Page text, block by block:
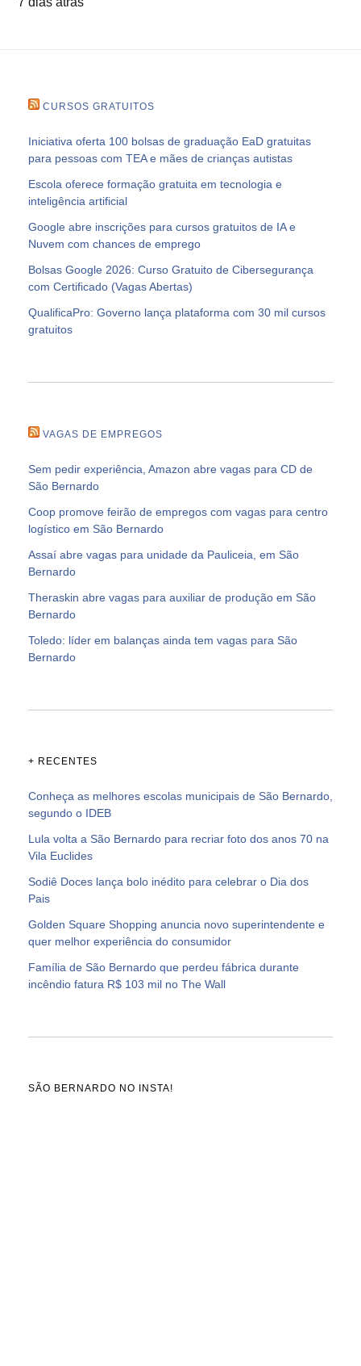
CURSOS GRATUITOS
Iniciativa oferta 100 bolsas de graduação EaD gratuitas
para pessoas com TEA e mães de crianças autistas
Escola oferece formação gratuita em tecnologia e
inteligência artificial
Google abre inscrições para cursos gratuitos de IA e
Nuvem com chances de emprego
Bolsas Google 2026: Curso Gratuito de Cibersegurança
com Certificado (Vagas Abertas)
QualificaPro: Governo lança plataforma com 30 mil cursos
gratuitos
VAGAS DE EMPREGOS
Sem pedir experiência, Amazon abre vagas para CD de
São Bernardo
Coop promove feirão de empregos com vagas para centro
logístico em São Bernardo
Assaí abre vagas para unidade da Pauliceia, em São
Bernardo
Theraskin abre vagas para auxiliar de produção em São
Bernardo
Toledo: líder em balanças ainda tem vagas para São
Bernardo
+ RECENTES
Conheça as melhores escolas municipais de São Bernardo,
segundo o IDEB
Lula volta a São Bernardo para recriar foto dos anos 70 na
Vila Euclides
Sodiê Doces lança bolo inédito para celebrar o Dia dos
Pais
Golden Square Shopping anuncia novo superintendente e
quer melhor experiência do consumidor
Família de São Bernardo que perdeu fábrica durante
incêndio fatura R$ 103 mil no The Wall
SÃO BERNARDO NO INSTA!